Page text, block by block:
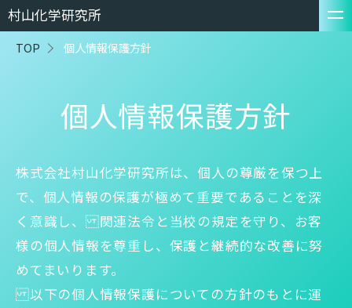
村山化学研究所
TOP 個人情報保護方針
個人情報保護方針
株式会社村山化学研究所は、個人の尊厳を保つ上
で、個人情報の保護が極めて重要であることを深
く意識し、 関連法令と当校の規定を守り、お客
様の個人情報を尊重し、保護と継続的な改善に努
めてまいります。
以下の個人情報保護についての方針のもとに運